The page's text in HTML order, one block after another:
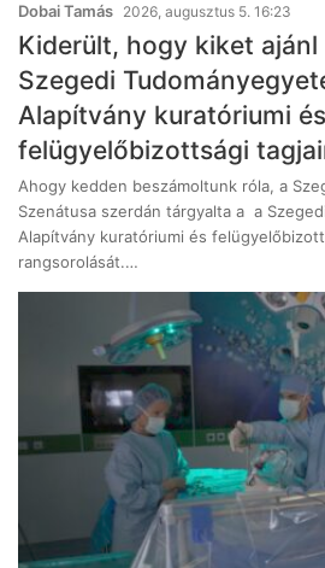
Dobai Tamás 2026, augusztus 5. 16:23
Kiderült, hogy kiket ajánl
Szegedi
Alapítvány kuratóriumi és
felügyelőbizottsági
Ahogy kedden beszámoltunk róla, a
Szenátusa szerdán tárgyalta a a
Alapítvány kuratóriumi és
rangsorolását.…